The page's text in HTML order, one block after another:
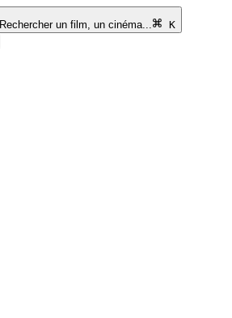
Rechercher un film, un cinéma...
K